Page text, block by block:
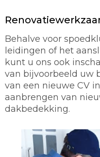
Behalve voor
leidingen of het
kunt u ons ook
van bijvoorbeeld uw
van een nieuwe CV
aanbrengen van
dakbedekking.